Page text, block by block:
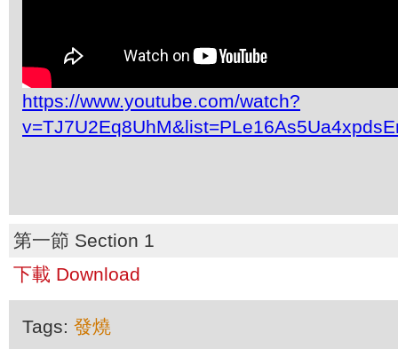
https://www.youtube.com/watch?
第一節 Section 1
下載 Download
Tags: 發燒